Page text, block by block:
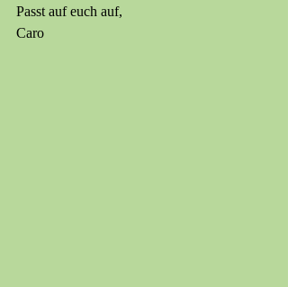
Passt auf euch auf,
Caro